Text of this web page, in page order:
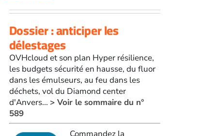
Dossier : anticiper les
délestages
OVHcloud et son plan Hyper résilience,
les budgets sécurité en hausse, du fluor
dans les émulseurs, au feu dans les
déchets, vol du Diamond center
d'Anvers... > Voir le sommaire du n°
589
Commandez la